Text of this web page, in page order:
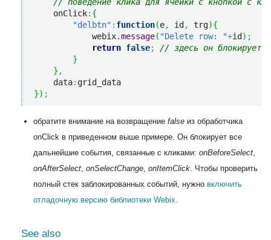
    onClick
: {
"delbtn" : function(e, id , trg){
            webix.
message( "Delete row: "+id ) ;
return false;
// здесь он блокирует
}
} ,
    data
:
}) ;
обратите внимание на возвращение false из обработчика
onClick в приведенном выше примере. Он блокирует все
дальнейшие события, связанные с кликами: onBeforeSelect
onAfterSelect onSelectChange onItemClick . Чтобы проверить
полный стек заблокированных событий, нужно включить
отладочную версию библиотеки Webix
See also